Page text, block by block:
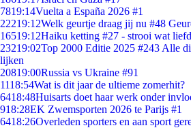
7819:14Vuelta a España 2026 #1
22219:12Welk geurtje draag jij nu #48
16519:12Haiku ketting #27 - strooi wat
23219:02Top 2000 Editie 2025 #243 Alle
lijken
20819:00Russia vs Ukraine #91
1118:54Wat is dit jaar de ultieme zomerhit?
6418:48Huisarts doet haar werk onder
918:28EK Zwemsporten 2026 te Parijs #1
6418:26Overleden sporters en aan sport